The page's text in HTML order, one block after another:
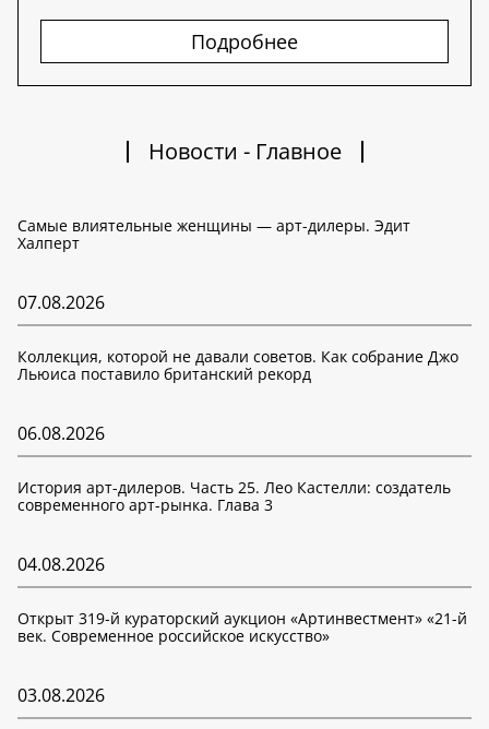
Подробнее
Новости - Главное
Самые влиятельные женщины — арт-дилеры. Эдит
Халперт
07.08.2026
Коллекция, которой не давали советов. Как собрание Джо
Льюиса поставило британский рекорд
06.08.2026
История арт-дилеров. Часть 25. Лео Кастелли: создатель
современного арт-рынка. Глава 3
04.08.2026
Открыт 319-й кураторский аукцион «Артинвестмент» «21-й
век. Современное российское искусство»
03.08.2026